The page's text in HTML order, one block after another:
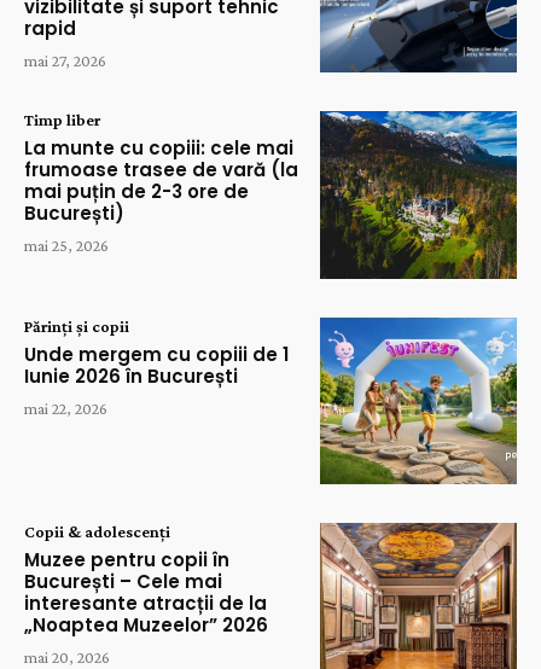
vizibilitate și suport tehnic
rapid
mai 27, 2026
Timp liber
La munte cu copiii: cele mai
frumoase trasee de vară (la
mai puțin de 2-3 ore de
București)
mai 25, 2026
Părinți și copii
Unde mergem cu copiii de 1
Iunie 2026 în București
mai 22, 2026
Copii & adolescenți
Muzee pentru copii în
București – Cele mai
interesante atracții de la
„Noaptea Muzeelor” 2026
mai 20, 2026